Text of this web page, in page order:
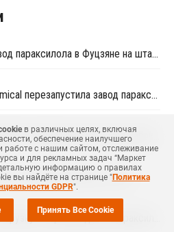
FREP в июле загрузила завод параксилола в Фуцзяне на штатном уровне
Sinopec Shanghai Petrochemical перезапустила завод параксилола № 1 после планового ремонта
в октябре снизился на 24%
в различных целях, включая
обеспечение наилучшего
работе с нашим сайтом, отслеживание
и для рекламных задач “Маркет
информацию о правилах
вы найдёте на странице "Политика
GDPR".
Принять Все Cookie